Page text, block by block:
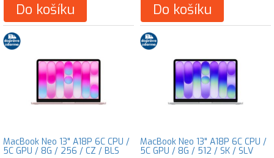
Do košíku Do košíku
MacBook Neo 13" A18P 6C CPU /
5C GPU / 8G / 256 / CZ / BLS
MacBook Neo 13" A18P 6C CPU /
5C GPU / 8G / 512 / SK / SLV